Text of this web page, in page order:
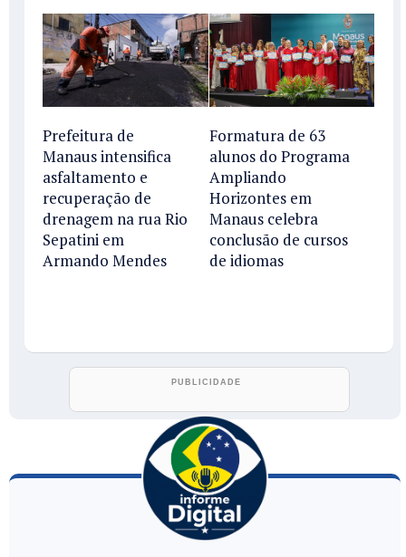
Prefeitura de
Manaus intensifica
asfaltamento e
recuperação de
drenagem na rua Rio
Sepatini em
Armando Mendes
Formatura de 63
alunos do Programa
Ampliando
Horizontes em
Manaus celebra
conclusão de cursos
de idiomas